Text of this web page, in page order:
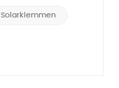
Solarklemmen